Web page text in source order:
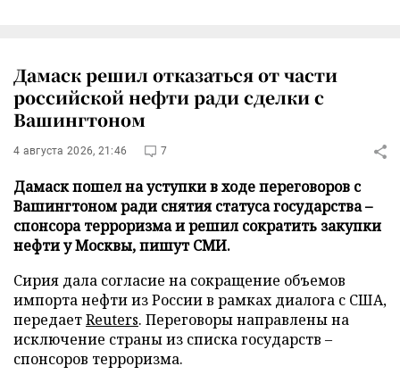
Дамаск решил отказаться от части
российской нефти ради сделки с
Вашингтоном
4 августа 2026, 21:46 7
Дамаск пошел на уступки в ходе переговоров с
Вашингтоном ради снятия статуса государства –
спонсора терроризма и решил сократить закупки
нефти у Москвы, пишут СМИ.
Сирия дала согласие на сокращение объемов
импорта нефти из России в рамках диалога с США,
передаетReuters. Переговоры направлены на
исключение страны из списка государств –
спонсоров терроризма.